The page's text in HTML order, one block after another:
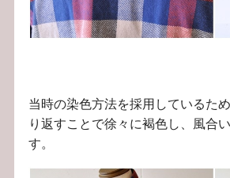
当時の染色方法を採用しているた
り返すことで徐々に褐色し、風合
す。